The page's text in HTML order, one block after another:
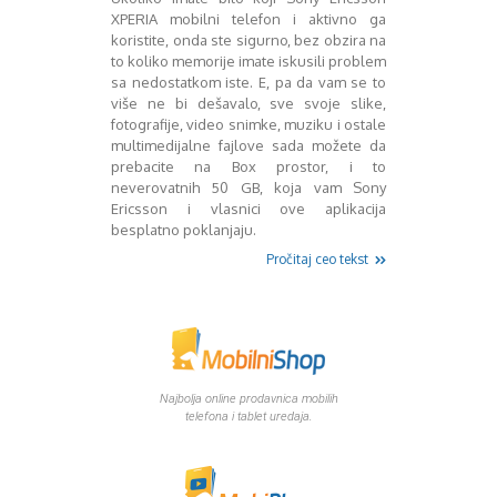
Sony
Testovi modela
Upoređivanje modela
Windows Phone
Zanimljivosti
Mart 2013
April 2013
Maj 2013
Juni 2013
Juli 2013
August 2013
Septembar 2013
Oktobar 2013
Novembar 2013
Januar 2014
Juli 2014
XPERIA mobilni telefon i aktivno ga
koristite, onda ste sigurno, bez obzira na
to koliko memorije imate iskusili problem
sa nedostatkom iste. E, pa da vam se to
više ne bi dešavalo, sve svoje slike,
fotografije, video snimke, muziku i ostale
multimedijalne fajlove sada možete da
prebacite na Box prostor, i to
neverovatnih 50 GB, koja vam Sony
Ericsson i vlasnici ove aplikacija
besplatno poklanjaju.
Pročitaj ceo tekst
Najbolja online prodavnica mobilih
telefona i tablet uredaja.